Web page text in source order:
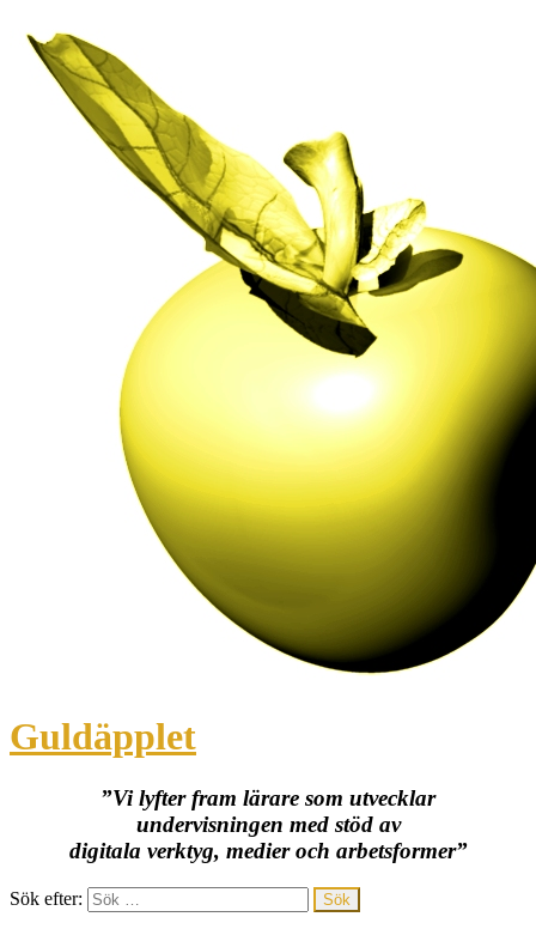
Guldäpplet
”Vi lyfter fram lärare som utvecklar
undervisningen med stöd av
digitala verktyg, medier och arbetsformer”
Sök efter: